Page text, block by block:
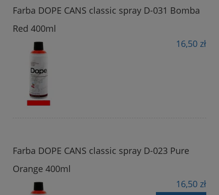
Farba DOPE CANS classic spray D-031 Bomba
Red 400ml
16,50 zł
Farba DOPE CANS classic spray D-023 Pure
Orange 400ml
16,50 zł